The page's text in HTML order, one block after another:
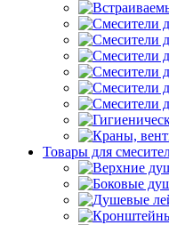
Товары для